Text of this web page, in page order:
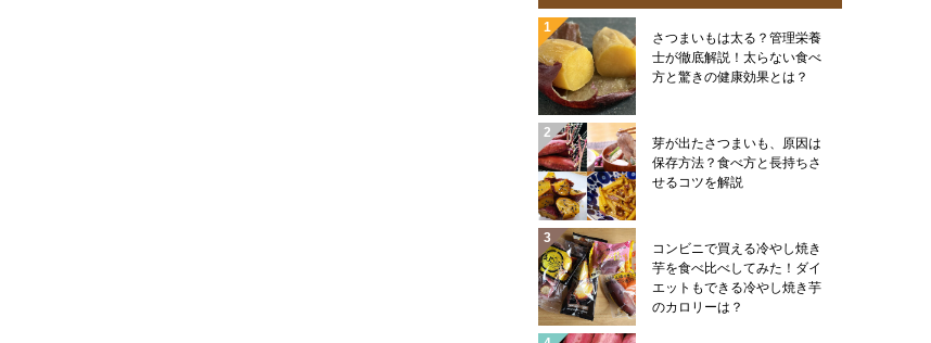
さつまいもは太る？管理栄養
士が徹底解説！太らない食べ
方と驚きの健康効果とは？
芽が出たさつまいも、原因は
保存方法？食べ方と長持ちさ
せるコツを解説
コンビニで買える冷やし焼き
芋を食べ比べしてみた！ダイ
エットもできる冷やし焼き芋
のカロリーは？